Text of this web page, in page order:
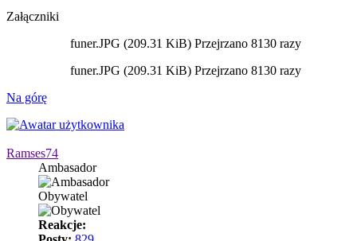
Załączniki
funer.JPG (209.31 KiB) Przejrzano 8130 razy
funer.JPG (209.31 KiB) Przejrzano 8130 razy
Na górę
Ramses74
Ambasador
Obywatel
Reakcje: